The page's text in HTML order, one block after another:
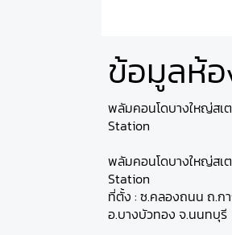
ข้อมูลห้อ
พลัมคอนโดบางใหญ่สเ
Station
พลัมคอนโดบางใหญ่สเ
Station
ที่ตั้ง : ซ.คลองถนน ถ.
อ.บางบัวทอง จ.นนทบุรี